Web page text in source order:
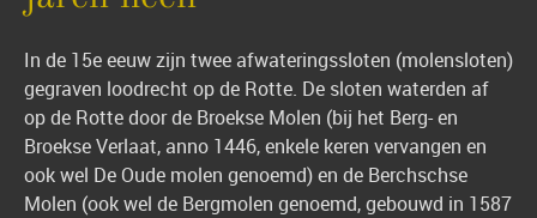
In de 15e eeuw zijn twee afwateringssloten (molensloten)
gegraven loodrecht op de Rotte. De sloten waterden af
op de Rotte door de Broekse Molen (bij het Berg- en
Broekse Verlaat, anno 1446, enkele keren vervangen en
ook wel De Oude molen genoemd) en de Berchschse
Molen (ook wel de Bergmolen genoemd, gebouwd in 1587